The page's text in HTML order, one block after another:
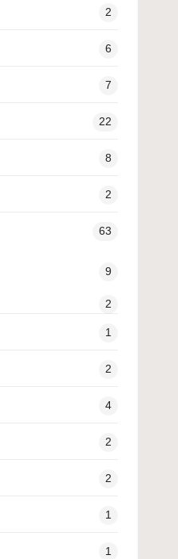
2
6
7
22
8
2
63
9
2
1
2
4
2
2
1
1